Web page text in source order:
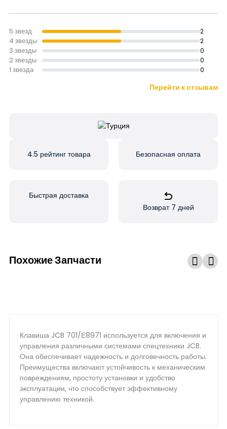
5 звезд 2
4 звезды 2
3 звезды 0
2 звезды 0
1 звезда 0
Перейти к отзывам
4.5 рейтинг товара Безопасная оплата
Быстрая доставка
Возврат 7 дней
Похожие Запчасти
Клавиша JCB 701/Е8971 используется для включения и
управления различными системами спецтехники JCB.
Она обеспечивает надежность и долговечность работы.
Преимущества включают устойчивость к механическим
повреждениям, простоту установки и удобство
эксплуатации, что способствует эффективному
управлению техникой.